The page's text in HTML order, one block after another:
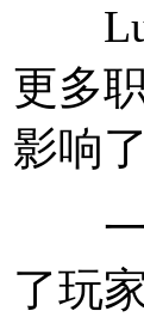
更多
影响
一
了玩